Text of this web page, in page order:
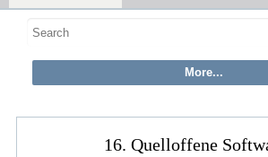
16. Quelloffene